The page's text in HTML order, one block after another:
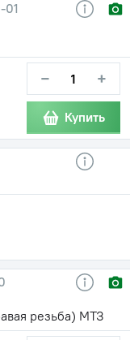
01
− +
Купить
резьба) МТЗ